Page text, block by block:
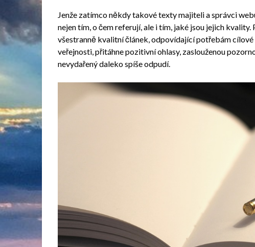
Jenže zatímco někdy takové texty majiteli a správci
nejen tím, o čem referují, ale i tím, jaké jsou jejich
všestranně kvalitní článek, odpovídající potřebám
veřejnosti, přitáhne pozitivní ohlasy, zaslouženou
nevydařený daleko spíše odpudí.